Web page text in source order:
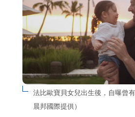
法比歐寶貝女兒出生後，自曝曾
晨邦國際提供）